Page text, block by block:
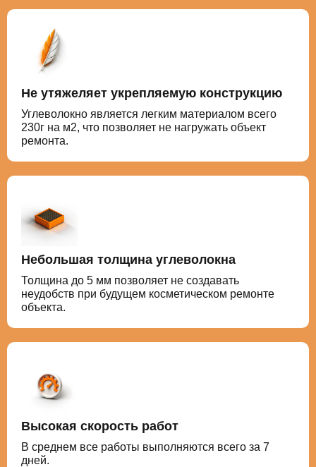
Не утяжеляет укрепляемую конструкцию
Углеволокно является легким материалом всего
230г на м2, что позволяет не нагружать объект
ремонта.
Небольшая толщина углеволокна
Толщина до 5 мм позволяет не создавать
неудобств при будущем косметическом ремонте
объекта.
Высокая скорость работ
В среднем все работы выполняются всего за 7
дней.